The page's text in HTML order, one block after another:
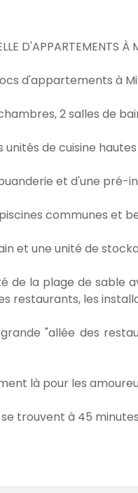
D'APPARTEMENTS À
d'appartements à
2 salles de
de cuisine
et d'une pré-
communes et
et une unité de
de la plage de sable
restaurants, les
"allée des
là pour les
trouvent à 45